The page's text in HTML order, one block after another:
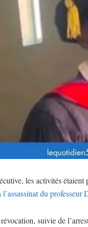
les activités
l’assassinat du professeur
suivie de